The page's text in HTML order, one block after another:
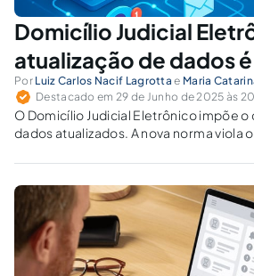
Domicílio Judicial
atualização de dados
Por Luiz Carlos Nacif Lagrotta e Maria
Destacado em 29 de Junho de 2025 às
O Domicílio Judicial Eletrônico impõe
dados atualizados. A nova norma viola